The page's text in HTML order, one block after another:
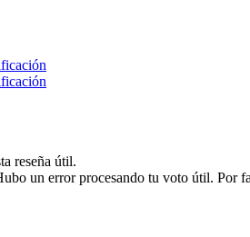
reseña útil.
un error procesando tu voto útil. Por